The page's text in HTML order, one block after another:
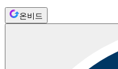
온비드